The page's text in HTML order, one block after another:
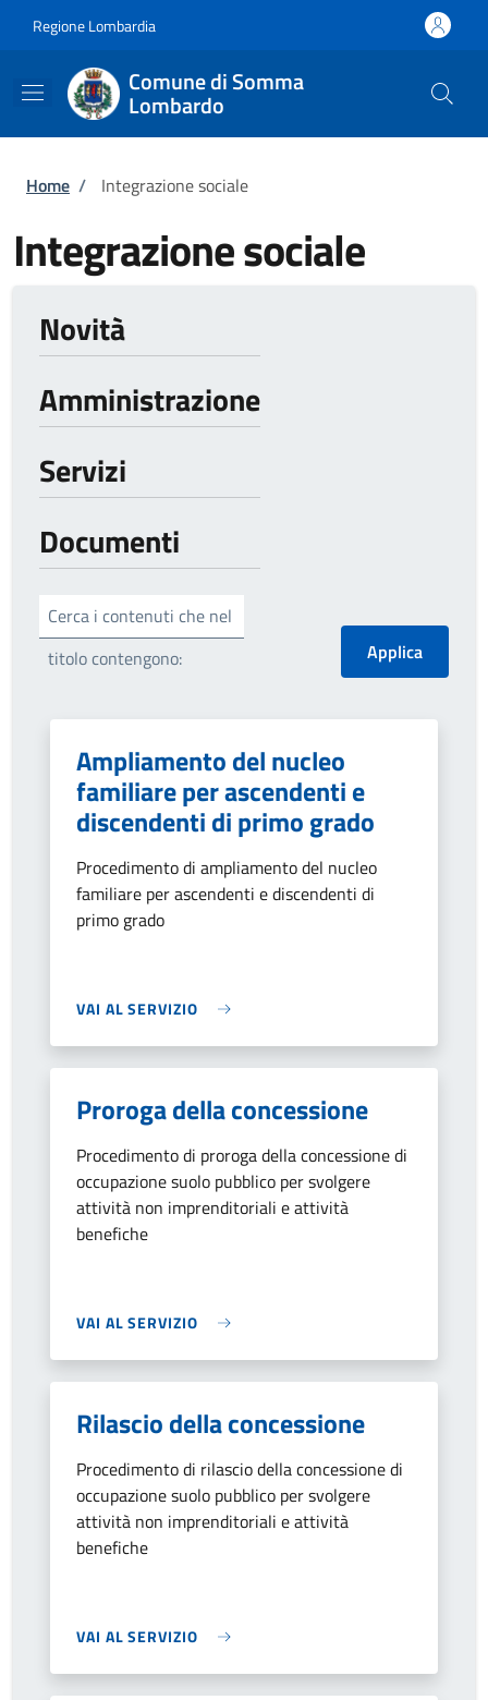
Regione Lombardia
Comune di Somma
Lombardo
Briciole di pane
Home / Integrazione sociale
Integrazione sociale
Novità
Amministrazione
Servizi
Documenti
Cerca i contenuti che nel
titolo contengono:
Ampliamento del nucleo
familiare per ascendenti e
discendenti di primo grado
Procedimento di ampliamento del nucleo
familiare per ascendenti e discendenti di
primo grado
VAI AL SERVIZIO
Proroga della concessione
Procedimento di proroga della concessione di
occupazione suolo pubblico per svolgere
attività non imprenditoriali e attività
benefiche
VAI AL SERVIZIO
Rilascio della concessione
Procedimento di rilascio della concessione di
occupazione suolo pubblico per svolgere
attività non imprenditoriali e attività
benefiche
VAI AL SERVIZIO